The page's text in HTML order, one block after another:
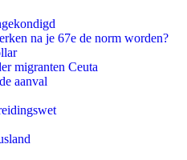
na je 67e de norm worden?
migranten Ceuta
aanval